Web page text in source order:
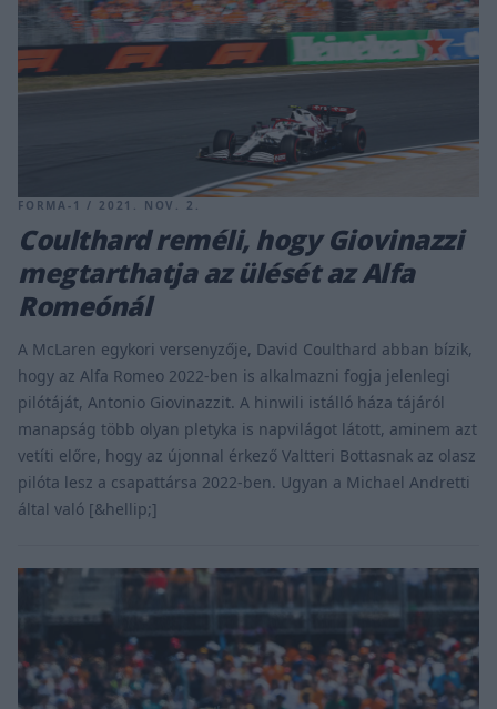
FORMA-1 / 2021. NOV. 2.
Coulthard reméli, hogy Giovinazzi
megtarthatja az ülését az Alfa
Romeónál
A McLaren egykori versenyzője, David Coulthard abban bízik,
hogy az Alfa Romeo 2022-ben is alkalmazni fogja jelenlegi
pilótáját, Antonio Giovinazzit. A hinwili istálló háza tájáról
manapság több olyan pletyka is napvilágot látott, aminem azt
vetíti előre, hogy az újonnal érkező Valtteri Bottasnak az olasz
pilóta lesz a csapattársa 2022-ben. Ugyan a Michael Andretti
által való [&hellip;]